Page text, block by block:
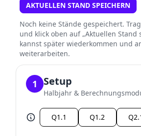
AKTUELLEN STAND SPEICHERN
Noch keine Stände gespeichert.
und klick oben auf „Aktuellen
kannst später wiederkommen und
weiterarbeiten.
1 Setup
Halbjahr &
Q1.1 Q1.2